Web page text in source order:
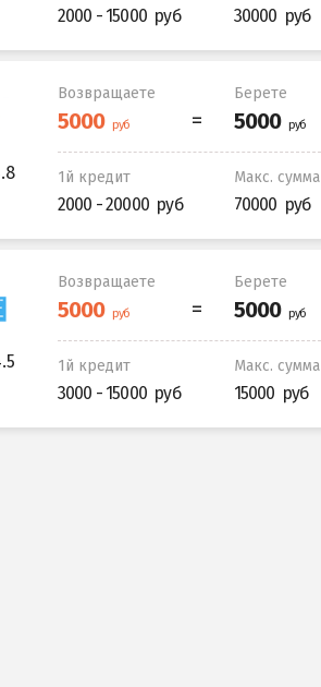
2000 - 15000 30000
Возвращаете Берете
1й кредит
2000 - 20000
Макс. сумма
70000
Возвращаете Берете
1й кредит
3000 - 15000
Макс. сумма
15000